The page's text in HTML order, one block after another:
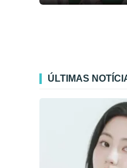
ÚLTIMAS